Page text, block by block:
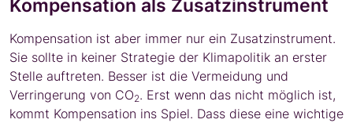
Kompensation als Zusatzinstrument
Kompensation ist aber immer nur ein Zusatzinstrument.
Sie sollte in keiner Strategie der Klimapolitik an erster
Stelle auftreten. Besser ist die Vermeidung und
Verringerung von CO2. Erst wenn das nicht möglich ist,
kommt Kompensation ins Spiel. Dass diese eine wichtige